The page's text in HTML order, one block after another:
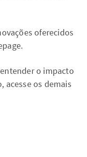
oferecidos
o impacto
acesse os demais